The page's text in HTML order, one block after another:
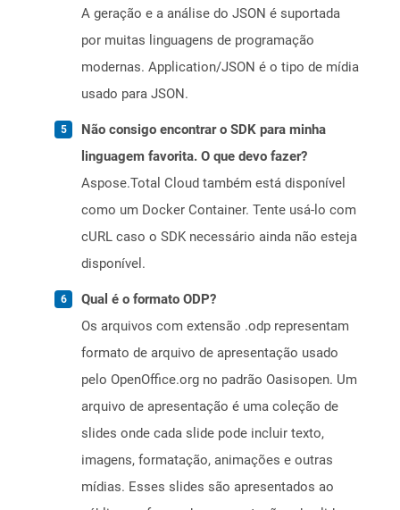
A geração e a análise do JSON é suportada
por muitas linguagens de programação
modernas. Application/JSON é o tipo de mídia
usado para JSON.
Não consigo encontrar o SDK para minha
linguagem favorita. O que devo fazer?
Aspose.Total Cloud também está disponível
como um Docker Container. Tente usá-lo com
cURL caso o SDK necessário ainda não esteja
disponível.
Qual é o formato ODP?
Os arquivos com extensão .odp representam
formato de arquivo de apresentação usado
pelo OpenOffice.org no padrão Oasisopen. Um
arquivo de apresentação é uma coleção de
slides onde cada slide pode incluir texto,
imagens, formatação, animações e outras
mídias. Esses slides são apresentados ao